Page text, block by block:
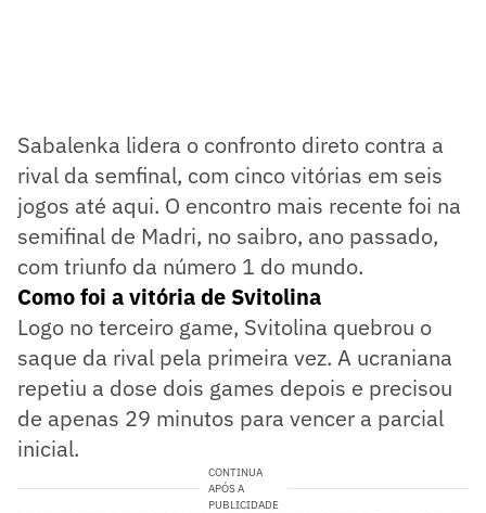
Sabalenka lidera o confronto direto contra a
rival da semfinal, com cinco vitórias em seis
jogos até aqui. O encontro mais recente foi na
semifinal de Madri, no saibro, ano passado,
com triunfo da número 1 do mundo.
Como foi a vitória de Svitolina
Logo no terceiro game, Svitolina quebrou o
saque da rival pela primeira vez. A ucraniana
repetiu a dose dois games depois e precisou
de apenas 29 minutos para vencer a parcial
inicial.
CONTINUA
APÓS A
PUBLICIDADE